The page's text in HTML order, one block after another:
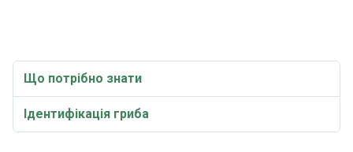
Що потрібно знати
Ідентифікація гриба